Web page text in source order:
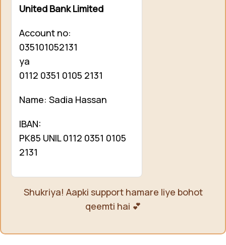
United Bank Limited
Account no:
035101052131
ya
0112 0351 0105 2131
Name: Sadia Hassan
IBAN:
PK85 UNIL 0112 0351 0105
2131
Shukriya! Aapki support hamare liye bohot
qeemti hai 💕